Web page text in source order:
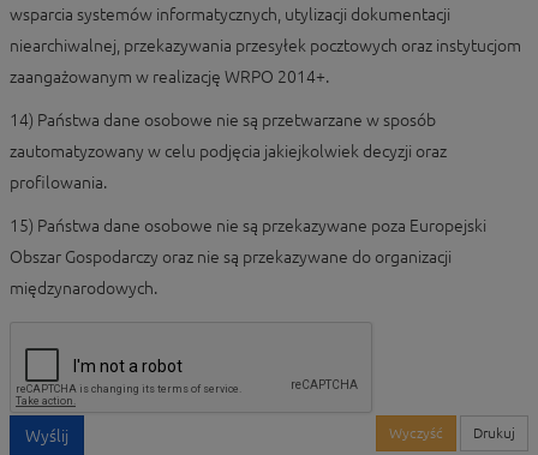
wsparcia systemów informatycznych, utylizacji dokumentacji
niearchiwalnej, przekazywania przesyłek pocztowych oraz instytucjom
zaangażowanym w realizację WRPO 2014+.
14) Państwa dane osobowe nie są przetwarzane w sposób
zautomatyzowany w celu podjęcia jakiejkolwiek decyzji oraz
profilowania.
15) Państwa dane osobowe nie są przekazywane poza Europejski
Obszar Gospodarczy oraz nie są przekazywane do organizacji
międzynarodowych.
Wyślij Wyczyść Drukuj